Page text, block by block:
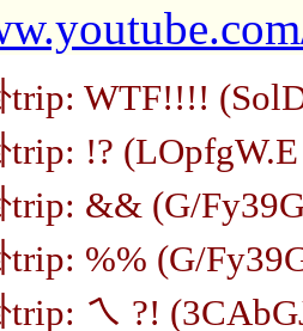
WTF!!!!
!?
&& (G/
%% (G/
ㄟ ?!